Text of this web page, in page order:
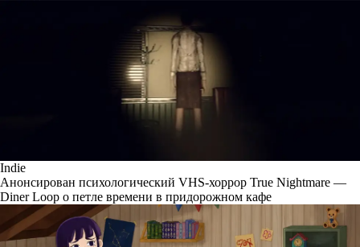
Indie
Анонсирован психологический VHS-хоррор True Nightmare —
Diner Loop о петле времени в придорожном кафе